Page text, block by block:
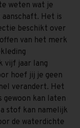
weten wat je
Het is
beschikt over
van het merk
vijf jaar lang
hoef jij je geen
verandert. Het
gewoon kan laten
stof kan namelijk
de waterdichte